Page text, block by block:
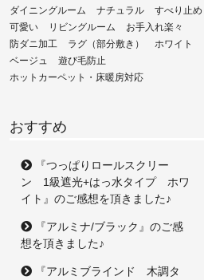
ダイニングルーム
ナチュラル
すべり止め
可愛い
リビングルーム
お手入れ楽々
防ダニ加工
ラグ（部分敷き）
ホワイト
ベージュ
遊び毛防止
ホットカーペット・床暖房対応
おすすめ
『つっぱりロールスクリー
ン 1級遮光+はっ水タイプ ホワ
イト』のご感想を頂きました♪
『アルミナ/ブラック』のご感
想を頂きました♪
『アルミブラインド 木調タ